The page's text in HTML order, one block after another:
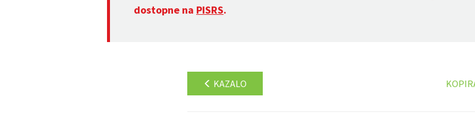
dostopne na PISRS.
KAZALO